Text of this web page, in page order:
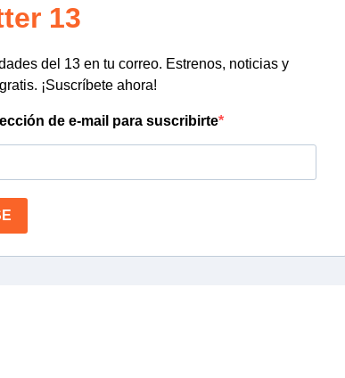
13
del 13 en tu correo. Estrenos, noticias y
¡Suscríbete ahora!
de e-mail para suscribirte